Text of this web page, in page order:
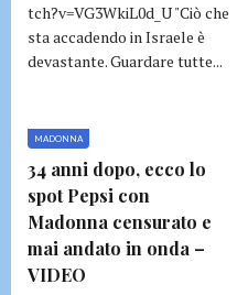
tch?v=VG3WkiL0d_U "Ciò che
sta accadendo in Israele è
devastante. Guardare tutte...
MADONNA
34 anni dopo, ecco lo
spot Pepsi con
Madonna censurato e
mai andato in onda –
VIDEO